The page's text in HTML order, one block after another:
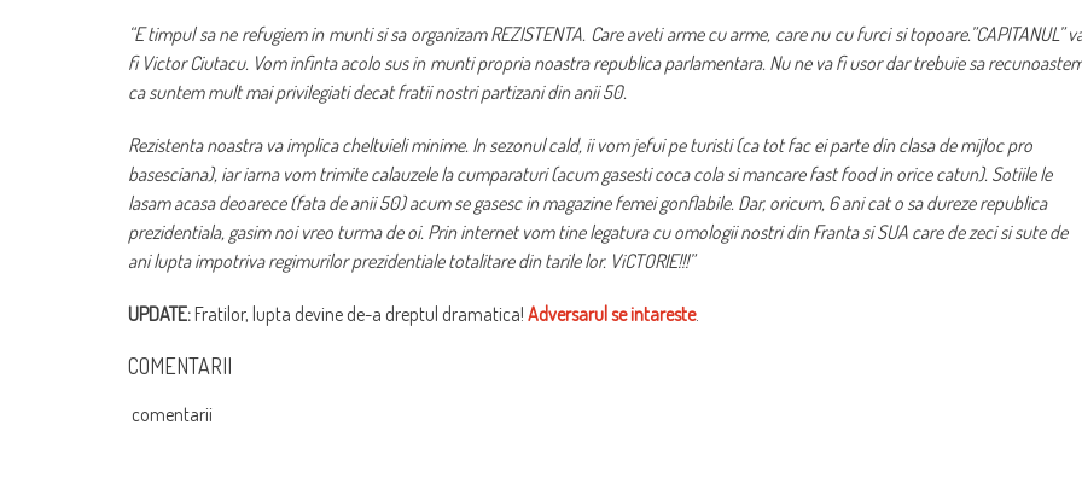
“E timpul sa ne refugiem in munti si sa organizam REZISTENTA. Care aveti arme cu arme, care nu cu furci si topoare.”CAPITANUL”
fi Victor Ciutacu. Vom infinta acolo sus in munti propria noastra republica parlamentara. Nu ne va fi usor dar trebuie sa
ca suntem mult mai privilegiati decat fratii nostri partizani din anii 50.
Rezistenta noastra va implica cheltuieli minime. In sezonul cald, ii vom jefui pe turisti (ca tot fac ei parte din clasa de mijloc pro
basesciana), iar iarna vom trimite calauzele la cumparaturi (acum gasesti coca cola si mancare fast food in orice catun). Sotiile le
lasam acasa deoarece (fata de anii 50) acum se gasesc in magazine femei gonflabile. Dar, oricum, 6 ani cat o sa dureze republica
prezidentiala, gasim noi vreo turma de oi. Prin internet vom tine legatura cu omologii nostri din Franta si SUA care de zeci si sute de
ani lupta impotriva regimurilor prezidentiale totalitare din tarile lor. ViCTORIE!!!”
UPDATE: Fratilor, lupta devine de-a dreptul dramatica! Adversarul se intareste.
COMENTARII
comentarii